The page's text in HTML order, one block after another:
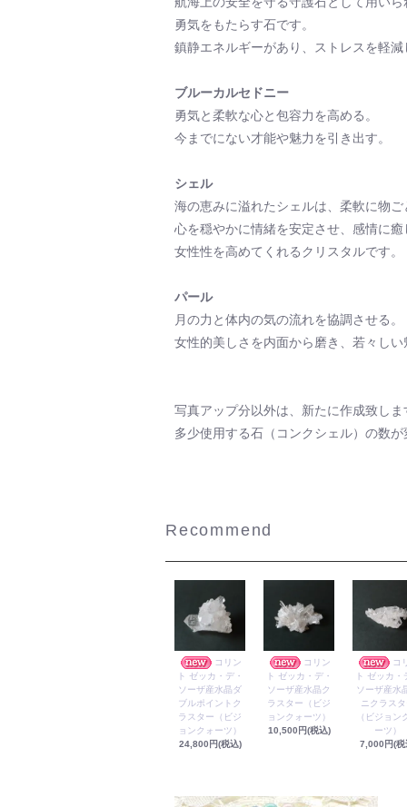
勇気をもたらす石です。
鎮静エネルギーがあり、ストレスを軽
ブルーカルセドニー
勇気と柔軟な心と包容力を高める。
今までにない才能や魅力を引き出す。
シェル
海の恵みに溢れたシェルは、柔軟に物
心を穏やかに情緒を安定させ、感情に
女性性を高めてくれるクリスタルです。
パール
月の力と体内の気の流れを協調させる。
女性的美しさを内面から磨き、若々し
写真アップ分以外は、新たに作成致しま
多少使用する石（コンクシェル）の数
Recommend
コリン
ト ゼッカ・デ・
ソーザ産水晶ダ
ブルポイントク
ラスター（ビジ
ョンクォーツ）
24,800円(税込)
コリン
ト ゼッカ・デ・
ソーザ産水晶ク
ラスター（ビジ
ョンクォーツ）
10,500円(税込)
コ
ト ゼッカ・
ソーザ産水
ニクラス
（ビジョン
ーツ）
7,000円(税